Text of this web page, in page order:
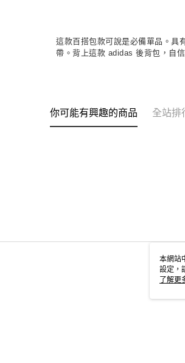
這款百搭包款可說是必備單品。具
帶。背上這款 adidas 後背包，自
你可能有興趣的商品 全站排
本網站
設定，
用
了解更